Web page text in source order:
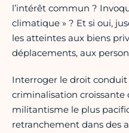
l’intérêt commun ?
climatique » ? Et si oui,
les atteintes aux biens
déplacements, aux
Interroger le droit
criminalisation croissante
militantisme le plus
retranchement dans des